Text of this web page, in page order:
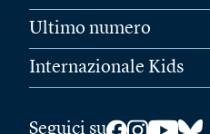
Ultimo numero
Internazionale Kids
Seguici su